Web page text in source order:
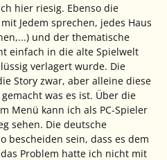
hier riesig. Ebenso die
Jedem sprechen, jedes Haus
und der thematische
einfach in die alte Spielwelt
verlagert wurde. Die
Story zwar, aber alleine diese
was es ist. Über die
Menü kann ich als PC-Spieler
sehen. Die deutsche
bescheiden sein, dass es dem
Problem hatte ich nicht mit